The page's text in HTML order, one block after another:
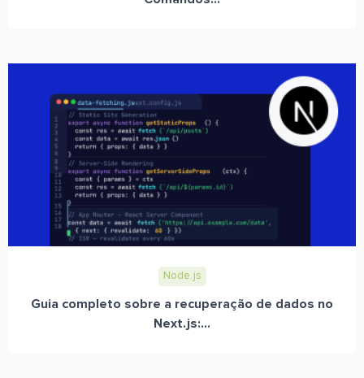
Node.js
Guia completo sobre a recuperação de dados no
Next.js:...